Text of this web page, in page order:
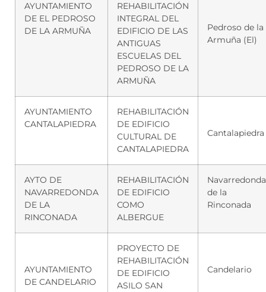
AYUNTAMIENTO
DE EL PEDROSO
DE LA ARMUÑA
REHABILITACIÓN
INTEGRAL DEL
EDIFICIO DE LAS
ANTIGUAS
ESCUELAS DEL
PEDROSO DE LA
ARMUÑA
Pedroso de la
Armuña (El)
AYUNTAMIENTO
CANTALAPIEDRA
REHABILITACIÓN
DE EDIFICIO
CULTURAL DE
CANTALAPIEDRA
Cantalapiedra
AYTO DE
NAVARREDONDA
DE LA
RINCONADA
REHABILITACIÓN
DE EDIFICIO
COMO
ALBERGUE
Navarredonda
de la
Rinconada
AYUNTAMIENTO
DE CANDELARIO
PROYECTO DE
REHABILITACIÓN
DE EDIFICIO
ASILO SAN
Candelario